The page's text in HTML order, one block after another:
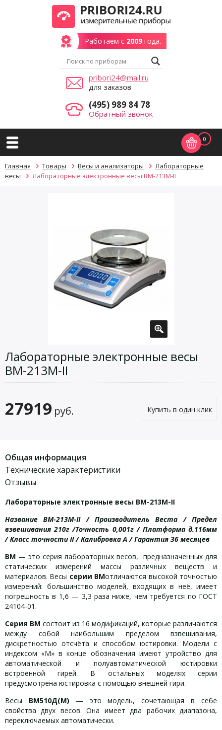
Работаем с 2009года.
pribori24@mail.ru
для заказов
(495) 989 84 78
Обратный звонок
0
Главная Товары Весы и анализаторы
Лабораторные
весы
Лабораторные электронные весы ВМ-213М-II
Лабораторные электронные весы
ВМ-213М-II
27919 руб. Купить в один клик
Общая информация
Технические характеристики
Отзывы
Лабораторные электронные весы ВМ-213М-II
Название ВМ-213М-II / Производитель Веста / Предел
взвешивания 210г/Точность 0,001г / Платформа д.116мм
/ Класс точности II / Калибровка А / Гарантия 36 месяцев
ВМ — это серия лабораторных весов, предназначенных для
статических измерений массы различных веществ и
материалов. Весы серии ВМотличаются высокой точностью
измерений: большинство моделей, входящих в неё, имеет
погрешность в 1,6 — 3,3 раза ниже, чем требуется по ГОСТ
24104-01.
Серия ВМ состоит из 16 модификаций, которые различаются
между собой наибольшим пределом взвешивания,
дискретностью отсчёта и способом юстировки. Модели с
индексом «М» в конце обозначения имеют утройство для
автоматической и полуавтоматической юстировки
встроенной гирей. В остальных моделях серии
предусмотрена юстировка с помощью внешней гири.
Весы ВМ510Д(М) — это модель, сочетающая в себе
свойства двух весов. Она имеет два рабочих диапазона,
переключаемых автоматически.